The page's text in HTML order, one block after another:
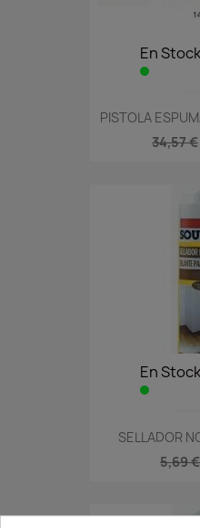
En
PISTOLA
34,57 €
En
SELLADOR
5,69 €